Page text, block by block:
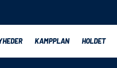
KAMPPLAN HOLDET